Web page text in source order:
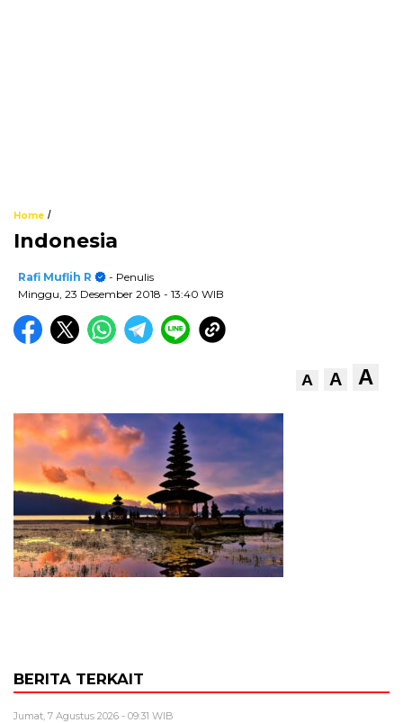
Home /
Indonesia
Rafi Muflih R
- Penulis
Minggu, 23 Desember 2018 - 13:40 WIB
A A A
BERITA TERKAIT
Jumat, 7 Agustus 2026 - 09:31 WIB